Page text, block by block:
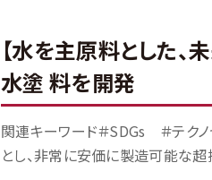
【水を主原料とした、
水塗 料を開発
関連キーワード＃SDGs ＃テ
とし、非常に安価に製造可能な